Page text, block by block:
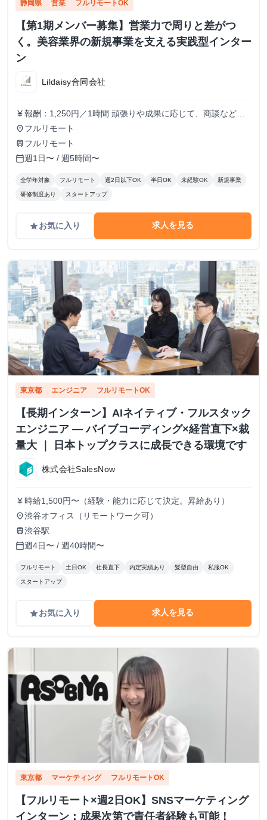
静岡県 営業 フルリモートOK
【第1期メンバー募集】営業力で周りと差がつ
く。美容業界の新規事業を支える実践型インター
ン
Lildaisy合同会社
currency_yen 報酬：1,250円／1時間 頑張りや成果に応じて、商談などよ
り裁量のある業務にもチャレンジできます。 しっかりとし
た評価体制を設け、時給アップも随時検討していきます！
place フルリモート
train フルリモート
calendar_today週1日〜 / 週5時間〜
全学年対象 フルリモート 週2日以下OK 半日OK 未経験OK 新規事業
研修制度あり スタートアップ
gradeお気に入り 求人を見る
東京都 エンジニア フルリモートOK
【長期インターン】AIネイティブ・フルスタック
エンジニア — バイブコーディング×経営直下×裁
量大 ｜ 日本トップクラスに成長できる環境です
株式会社SalesNow
currency_yen 時給1,500円〜（経験・能力に応じて決定。昇給あり）
place渋谷オフィス（リモートワーク可）
train渋谷駅
calendar_today週4日〜 / 週40時間〜
フルリモート 土日OK 社長直下 内定実績あり 髪型自由 私服OK
スタートアップ
gradeお気に入り 求人を見る
東京都 マーケティング フルリモートOK
【フルリモート×週2日OK】SNSマーケティング
インターン：成果次第で責任者経験も可能！